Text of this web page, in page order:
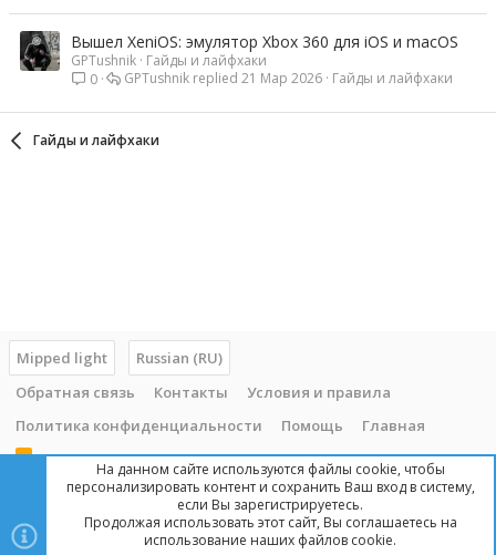
Вышел XeniOS: эмулятор Xbox 360 для iOS и macOS
GPTushnik Гайды и лайфхаки
0
Гайды и лайфхаки
21 Мар 2026
GPTushnik
Гайды и лайфхаки
Mipped light
Russian (RU)
Обратная связь
Контакты
Условия и правила
Политика конфиденциальности
Помощь Главная
R
Copyright © 2014 - 2025, mipped.com. Все права защищены. При
копировании материала с сайта, обратная ссылка обязательна!
На данном сайте используются файлы cookie, чтобы
персонализировать контент и сохранить Ваш вход в систему,
если Вы зарегистрируетесь.
Продолжая использовать этот сайт, Вы соглашаетесь на
использование наших файлов cookie.